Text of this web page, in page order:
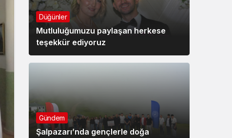
Düğünler
Mutluluğumuzu paylaşan herkese
teşekkür ediyoruz
Gündem
Şalpazarı’nda gençlerle doğa